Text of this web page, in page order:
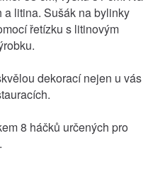
litina. Sušák na bylinky
řetízku s litinovým
dekorací nejen u vás
8 háčků určených pro